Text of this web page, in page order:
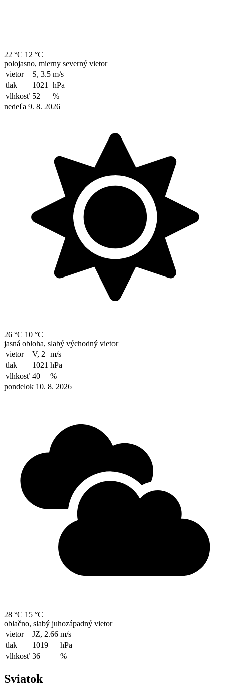
22 °C 12 °C
polojasno, mierny severný vietor
vietor
S, 3.5 m/s
tlak
1021
hPa
vlhkosť 52
%
nedeľa 9. 8. 2026
26 °C 10 °C
jasná obloha, slabý východný vietor
vietor
V, 2
m/s
tlak
1021 hPa
vlhkosť 40
%
pondelok 10. 8. 2026
28 °C 15 °C
oblačno, slabý juhozápadný vietor
vietor
JZ, 2.66 m/s
tlak
1019
hPa
vlhkosť 36 %
Sviatok